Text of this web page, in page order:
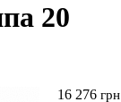
20
16 276